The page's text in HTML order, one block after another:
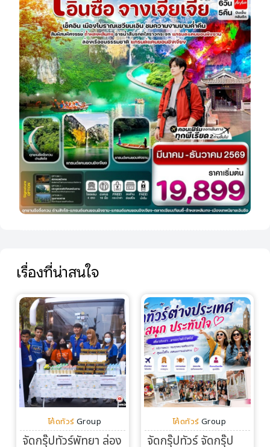
เรื่องที่น่าสนใจ
โค้ดทัวร์ Group
จัดกรุ๊ปทัวร์พัทยา ล่อง
โค้ดทัวร์ Group
จัดกรุ๊ปทัวร์ จัดกรุ๊ป